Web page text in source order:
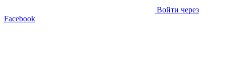
Войти через
Facebook